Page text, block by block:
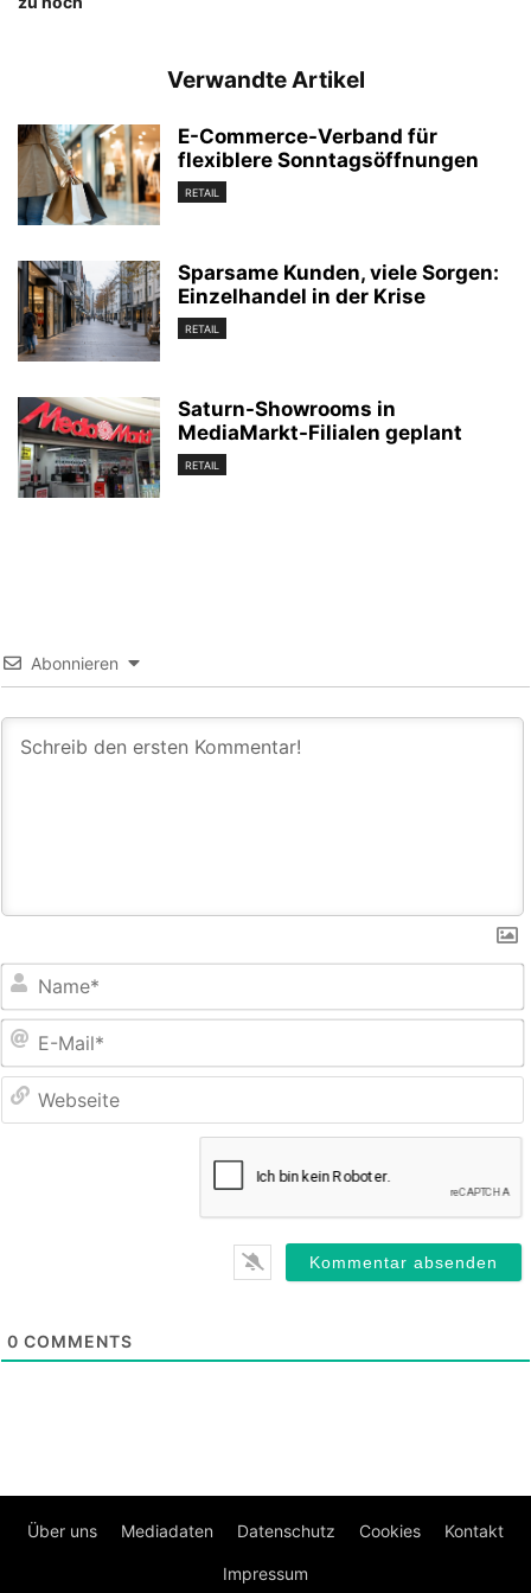
Verwandte Artikel
E-Commerce-Verband für
flexiblere Sonntagsöffnungen
RETAIL
Sparsame Kunden, viele Sorgen:
Einzelhandel in der Krise
RETAIL
Saturn-Showrooms in
MediaMarkt-Filialen geplant
RETAIL
Abonnieren
0 COMMENTS
Über uns Mediadaten Datenschutz Cookies Kontakt
Impressum